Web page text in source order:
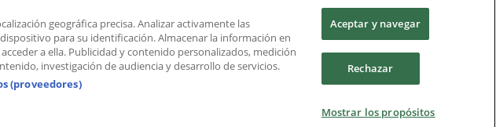
geográfica precisa. Analizar activamente las
para su identificación. Almacenar la información en
a ella. Publicidad y contenido personalizados, medición
investigación de audiencia y desarrollo de servicios.
(proveedores)
Aceptar y navegar
Rechazar
Mostrar los propósitos